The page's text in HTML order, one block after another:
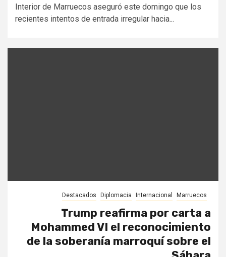
Interior de Marruecos aseguró este domingo que los
recientes intentos de entrada irregular hacia...
Destacados Diplomacia Internacional Marruecos
Trump reafirma por carta a
Mohammed VI el reconocimiento
de la soberanía marroquí sobre el